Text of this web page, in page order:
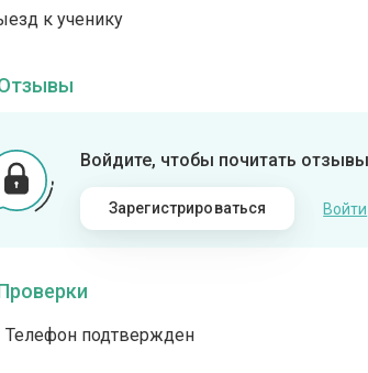
к ученику
Войдите, чтобы почитать отзывы
Зарегистрироваться Войти
Телефон подтвержден